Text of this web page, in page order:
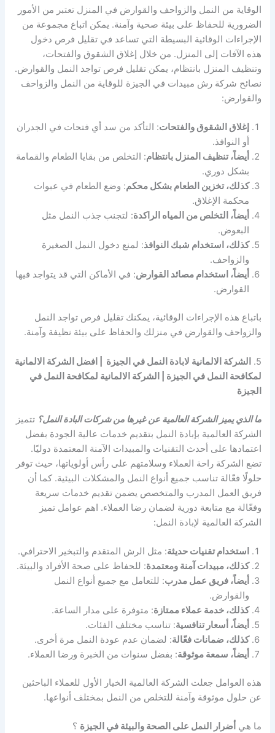
الوقاية من النمل والزواحف والقوارض في المنزل تعتبر من الأمور
الضرورية للحفاظ على بيئة صحية وآمنة. يمكن اتباع مجموعة من
الإجراءات الوقائية البسيطة التي تساعد في تقليل فرص دخول
هذه الآفات إلى المنزل. من خلال إغلاق الشقوق والفتحات،
وتنظيف المنزل بانتظام، يمكن تقليل فرص تواجد النمل والقوارض.
نصائح شركة رش مبيدات في الجيزة للوقاية من النمل والزواحف
والقوارض:
إغلاق الشقوق والفتحات: التأكد من سد أي فتحات في الجدران
أو النوافذ.
أيضاً، تنظيف المنزل بانتظام: التخلص من بقايا الطعام والقمامة
بشكل دوري.
كذلك، تخزين الطعام بشكل محكم: وضع الطعام في عبوات
محكمة الإغلاق.
أيضاً، التخلص من المياه الراكدة: لتجنب جذب النمل مثل
البعوض.
كذلك، استخدام شبك النوافذ: لمنع دخول النمل الصغيرة
والزواحف.
أيضاً، استخدام مصائد القوارض: في الأماكن التي قد يتواجد فيها
القوارض.
باتباع هذه الإجراءات الوقائية، يمكنك تقليل فرص تواجد النمل
والزواحف والقوارض في منزلك والحفاظ على بيئة نظيفة وآمنة.
5.
الشركة الالمانية لابادة النمل في الجيزة | افضل الشركة الالمانية
لمكافحة النمل في الجيزة | الشركة الالمانية لمكافحة النمل في
الجيزة
ما الذي يميز الشركة العالمية عن غيرها من شركات البادة النمل؟ تتميز
الشركة العالمية بإبادة النمل بتقديم خدمات عالية الجودة بفضل
اعتمادها على أحدث التقنيات والمبيدات الآمنة المعتمدة دوليًا.
تضع الشركة راحة العملاء وسلامتهم على رأس أولوياتها، حيث توفر
حلولًا فعّالة تناسب جميع أنواع النمل والمشكلات البيئية. كما أن
فريق العمل المدرب والمتخصص يضمن تقديم خدمات سريعة
وفعّالة مع متابعة دورية لضمان رضا العملاء. اهم عوامل تميز
الشركة العالمية لإبادة النمل:
استخدام تقنيات حديثة: مثل الرش المتقدم والتبخير الاحترافي.
كذلك، مبيدات آمنة ومعتمدة: للحفاظ على صحة الأفراد والبيئة.
أيضاً، فريق عمل مدرب: للتعامل مع جميع أنواع النمل
والقوارض.
كذلك، خدمة عملاء ممتازة: متوفرة على مدار الساعة.
أيضاً، أسعار تنافسية: تناسب مختلف الفئات.
كذلك، ضمانات فعّالة: لضمان عدم عودة النمل مرة أخرى.
أيضاً، سمعة موثوقة: بفضل سنوات من الخبرة ورضا العملاء.
هذه العوامل جعلت الشركة العالمية الخيار الأول للعملاء الباحثين
عن حلول موثوقة وآمنة للتخلص من النمل بمختلف أنواعها.
ما هي أضرار النمل على الصحة والبيئة في الجيزة ؟